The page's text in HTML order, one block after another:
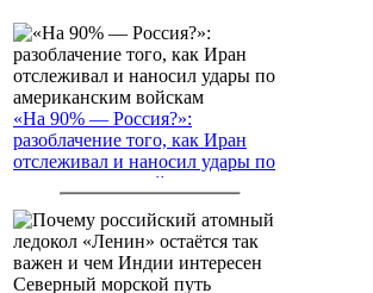
«На 90% — Россия?»:
разоблачение того, как Иран
отслеживал и наносил удары по
американским войскам